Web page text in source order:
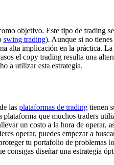
objetivo. Este tipo de trading
swing trading). Aunque si no
alta implicación en la práctica.
el copy trading resulta una
a utilizar esta estrategia.
las plataformas de trading tienen
que muchos traders
un costo a la hora de operar,
operar, puedes empezar a
tu portafolio de problemas
diseñar una estrategia